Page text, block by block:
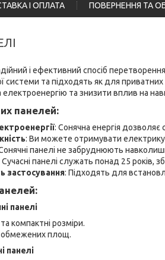
І ОПЛАТА ПОВЕРНЕННЯ ТА
і ефективний спосіб
системи та підходять як для
та знизити вплив на
панелей:
: Сонячна енергія
: Ви можете отримувати
панелі не забруднюють
Сучасні панелі служать понад 25 років,
застосування: Підходять для
панелі
компактні розміри.
обмежених площ.
панелі